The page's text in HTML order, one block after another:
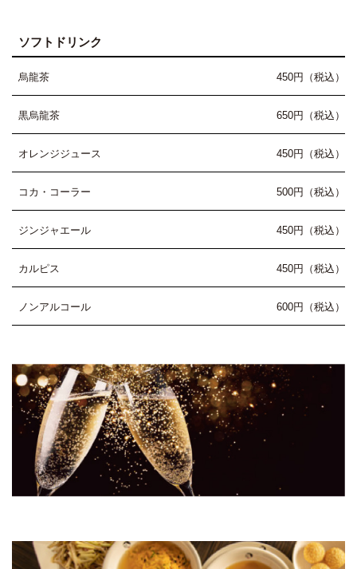
ソフトドリンク
烏龍茶 450円（税込）
黒烏龍茶 650円（税込）
オレンジジュース 450円（税込）
コカ・コーラー 500円（税込）
ジンジャエール 450円（税込）
カルピス 450円（税込）
ノンアルコール 600円（税込）